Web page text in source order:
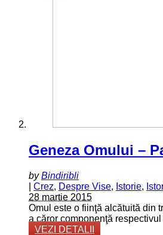
Geneza Omului –
byBindiribli
Crez, Despre Vise, Istorie,
28 martie 2015
Omul este o fiinţă alcătuită din
a căror componenţă
VEZI DETALII